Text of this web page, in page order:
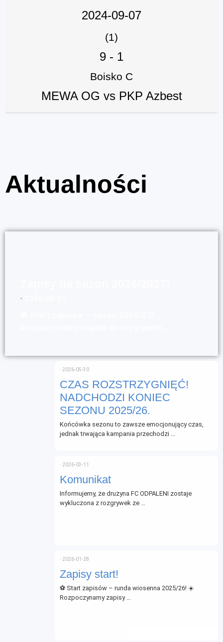
2024-09-07
(1)
9 - 1
Boisko C
MEWA OG vs PKP Azbest
Aktualności
⋅
CZAS ROZSTRZYGNIĘĆ!
NADCHODZI KONIEC
SEZONU 2025/26.
⋅ 2026-05-30
Końcówka sezonu to zawsze emocjonujący czas,
jednak trwająca kampania przechodzi …
Komunikat
⋅ 2026-03-11
Informujemy, że drużyna FC ODPALENI zostaje
wykluczona z rozgrywek ze …
Zapisy start!
⋅ 2026-01-28
⚽ Start zapisów – runda wiosenna 2025/26! ☀️
Rozpoczynamy zapisy …